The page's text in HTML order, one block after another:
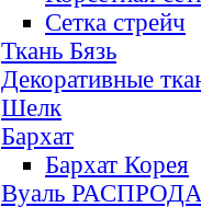
Сетка стрейч
Ткань Бязь
Декоративные
Шелк
Бархат
Бархат Корея
Вуаль